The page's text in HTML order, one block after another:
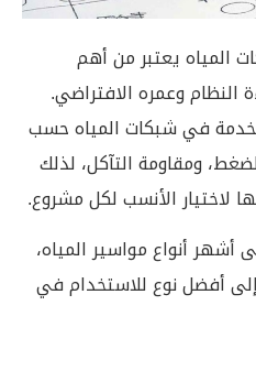
المياه يعتبر من أهم
النظام وعمره الافتراضي.
في شبكات المياه حسب
ومقاومة التآكل، لذلك
لاختيار الأنسب لكل مشروع.
أنواع مواسير المياه،
إلى أفضل نوع للاستخدام في